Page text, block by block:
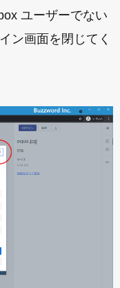
ユーザーでない
ン画面を閉じてく